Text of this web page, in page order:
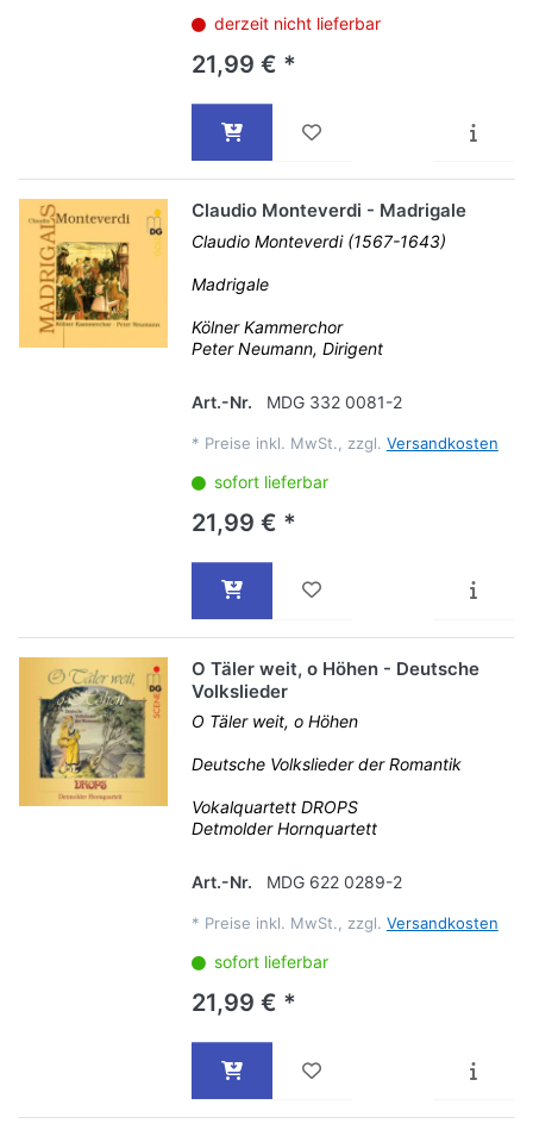
derzeit nicht lieferbar
21,99 € *
Claudio Monteverdi - Madrigale
Claudio Monteverdi (1567-1643)
Madrigale
Kölner Kammerchor
Peter Neumann, Dirigent
Art.-Nr. MDG 332 0081-2
* Preise inkl. MwSt., zzgl. Versandkosten
sofort lieferbar
21,99 € *
O Täler weit, o Höhen - Deutsche
Volkslieder
O Täler weit, o Höhen
Deutsche Volkslieder der Romantik
Vokalquartett DROPS
Detmolder Hornquartett
Art.-Nr. MDG 622 0289-2
* Preise inkl. MwSt., zzgl. Versandkosten
sofort lieferbar
21,99 € *